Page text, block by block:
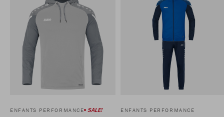
ENFANTS PERFORMANCE SALE! ENFANTS PERFORMANCE